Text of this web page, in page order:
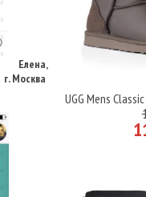
UGG Mens